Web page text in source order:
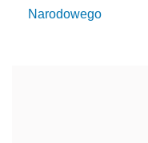
Narodowego